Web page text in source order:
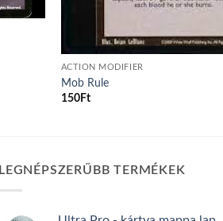
ACTION MODIFIER
Mob Rule
150Ft
LEGNÉPSZERŰBB TERMÉKEK